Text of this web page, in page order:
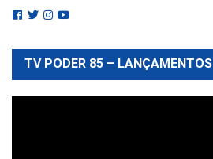
TV PODER 85 – LANÇAMENTOS